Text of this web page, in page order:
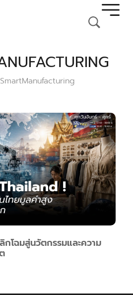
SmartManufacturing
โฉมสู่นวัตกรรมและความ